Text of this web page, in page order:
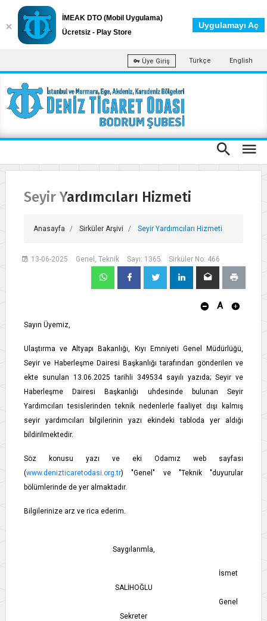
Üye Giriş Türkçe English
Seyir Yardımcıları Hizmeti
Anasayfa Sirküler Arşivi Seyir Yardımcıları Hizmeti
13-06-2025 Genel, Teknik Sayı: 1365 Sirküler No: 466
A
Sayın Üyemiz,
Ulaştırma ve Altyapı Bakanlığı, Kıyı Emniyeti Genel Müdürlüğü,
Seyir ve Haberleşme Dairesi Başkanlığı tarafından gönderilen ve
ekte sunulan 13.06.2025 tarihli 349534 sayılı yazıda; Seyir ve
Haberleşme Dairesi Başkanlığı uhdesinde bulunan Seyir
Yardımcıları tesislerinden teknik nedenlerle faaliyet dışı kalmış
seyir yardımcıları bilgilerinin yazı ekindeki tabloda yer aldığı
bildirilmektedir.
Söz konusu yazı ve eki Odamız web sayfası
(www.denizticaretodasi.org.tr) "Genel" ve "Teknik "duyurular
bölümlerinde de yer almaktadır.
Bilgilerinize arz ve rica ederim.
Saygılarımla,
İsmet
SALİHOĞLU
Genel
Sekreter
İMEAK DTO (Mobil Uygulama)
Ücretsiz - Play Store
Uygulamayı Aç